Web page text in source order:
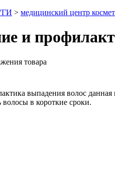
> медицинский центр
и
выпадения волос данная
волосы в короткие сроки.